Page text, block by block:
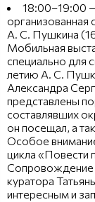
18:00–19:00
А. С. Пушкина
Мобильная
специально для
летию А. С.
Александра
представлены
составлявших
он посещал, а
Особое
цикла «Повести
Сопровождение
куратора
интересным и